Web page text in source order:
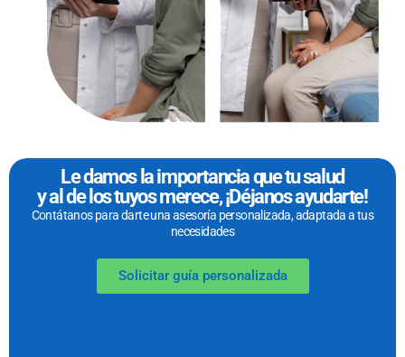
Le damos la importancia que tu salud
y al de los tuyos merece, ¡Déjanos ayudarte!
Contátanos para darte una asesoría personalizada, adaptada a tus
necesidades
Solicitar guía personalizada